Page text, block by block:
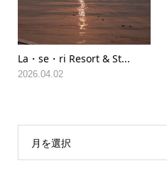
La・se・ri Resort & St...
2026.04.02
月を選択